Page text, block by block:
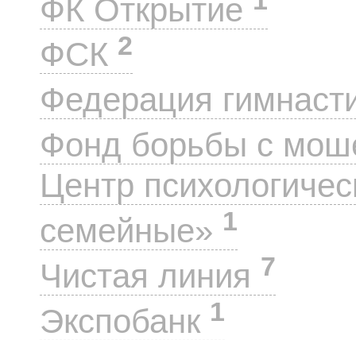
ФК Открытие
ФСК 2
Федерация
Фонд борьбы с
Центр
семейные» 1
Чистая линия 7
Экспобанк 1